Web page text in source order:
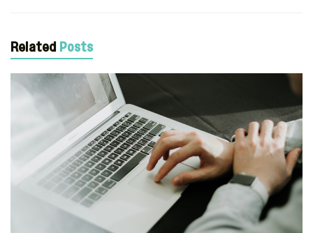
Related Posts